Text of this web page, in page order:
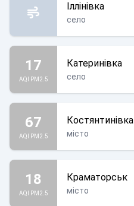
Іллінівка
село
17
AQI PM2.5
Катеринівка
село
67
AQI PM2.5
Костянтинівка
місто
18
AQI PM2.5
Краматорськ
місто